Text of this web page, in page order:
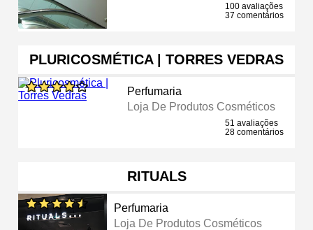
100 avaliações
37 comentários
PLURICOSMÉTICA | TORRES VEDRAS
Perfumaria
Loja De Produtos Cosméticos
51 avaliações
28 comentários
RITUALS
Perfumaria
Loja De Produtos Cosméticos